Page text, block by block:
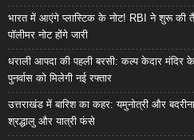
भारत में आएंगे प्लास्टिक के नोट! RBI ने शुरू की
पॉलीमर नोट होंगे जारी
धराली आपदा की पहली बरसी: कल्प केदार मंदिर के
पुनर्वास को मिलेगी नई रफ्तार
उत्तराखंड में बारिश का कहर: यमुनोत्री और
श्रद्धालु और यात्री फंसे